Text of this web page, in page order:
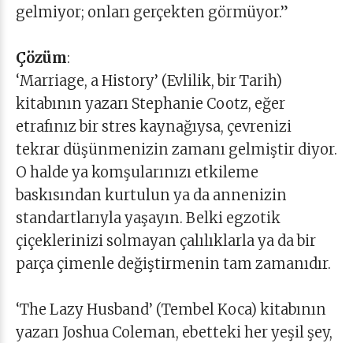
gelmiyor; onları gerçekten görmüyor.”
Çözüm:
‘Marriage, a History’ (Evlilik, bir Tarih)
kitabının yazarı Stephanie Cootz, eğer
etrafınız bir stres kaynağıysa, çevrenizi
tekrar düşünmenizin zamanı gelmiştir diyor.
O halde ya komşularınızı etkileme
baskısından kurtulun ya da annenizin
standartlarıyla yaşayın. Belki egzotik
çiçeklerinizi solmayan çalılıklarla ya da bir
parça çimenle değiştirmenin tam zamanıdır.
‘The Lazy Husband’ (Tembel Koca) kitabının
yazarı Joshua Coleman, ebetteki her yeşil şey,